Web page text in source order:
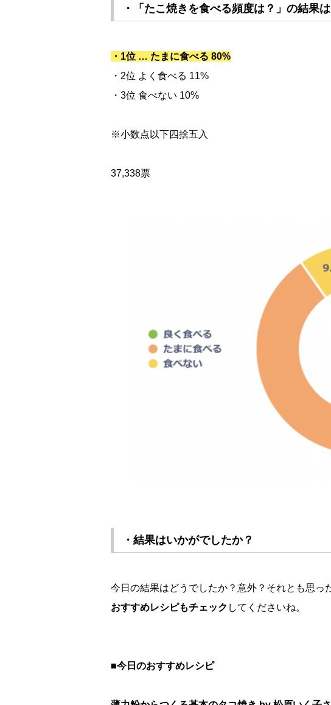
・「たこ焼きを食べる頻度は？」 の結果
・1位 … たまに食べる 80%
・2位 よく食べる 11%
・3位 食べない 10%
※小数点以下四捨五入
37,338票
・結果はいかがでしたか？
今日の結果はどうでしたか？意外？それとも思っ
おすすめレシピもチェック してくださいね。
■今日のおすすめレシピ